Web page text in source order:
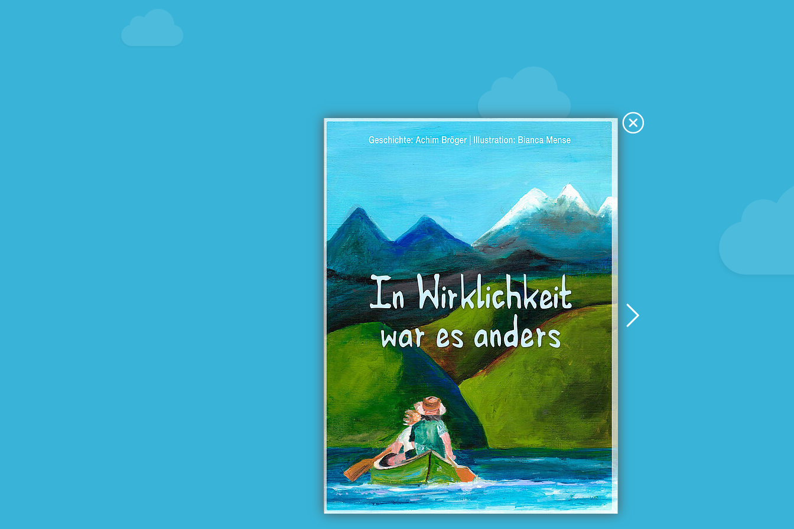
In Wirklichkeit war es
anders
von Achim Bröger
На самом деле все
было иначе
Ахим Брёгер